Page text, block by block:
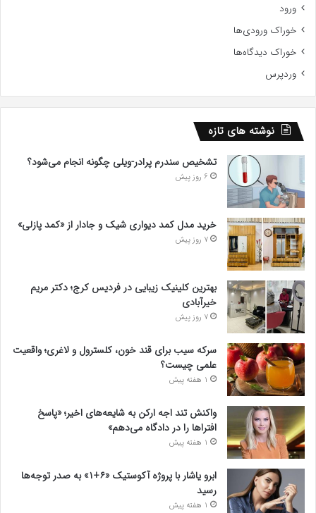
ورود
خوراک ورودی‌ها
خوراک دیدگاه‌ها
وردپرس
نوشته های تازه
تشخیص سندرم پرادر-ویلی چگونه انجام می‌شود؟
6 روز پیش
خرید مدل کمد دیواری شیک و جادار از «کمد پازلی»
7 روز پیش
بهترین کلینیک زیبایی در فردیس کرج؛ دکتر مریم
خیرآبادی
7 روز پیش
سرکه سیب برای قند خون، کلسترول و لاغری؛ واقعیت
علمی چیست؟
1 هفته پیش
واکنش تند اجه ارکن به شایعه‌های اخیر؛ «پاسخ
افتراها را در دادگاه می‌دهم»
1 هفته پیش
ابرو یاشار با پروژه آکوستیک «۶+۱» به صدر توجه‌ها
رسید
1 هفته پیش